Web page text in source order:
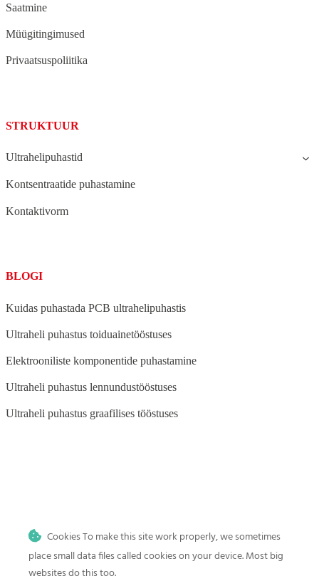
Saatmine
Müügitingimused
Privaatsuspoliitika
STRUKTUUR
Ultrahelipuhastid
Kontsentraatide puhastamine
Kontaktivorm
BLOGI
Kuidas puhastada PCB ultrahelipuhastis
Ultraheli puhastus toiduainetööstuses
Elektrooniliste komponentide puhastamine
Ultraheli puhastus lennundustööstuses
Ultraheli puhastus graafilises tööstuses
Ultraheli puhastus meditsiini-, tätoveeringu- ja hambaravi
kliinikutele
Cookies To make this site work properly, we sometimes
place small data files called cookies on your device. Most big